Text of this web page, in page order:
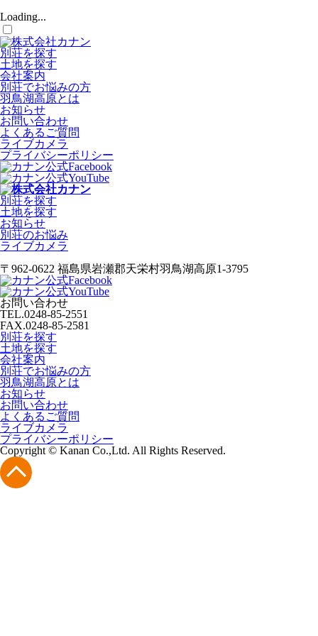
Loading...
別荘を探す
土地を探す
会社案内
別荘でお悩みの方
羽鳥湖高原とは
お知らせ
お問い合わせ
よくあるご質問
ライブカメラ
プライバシーポリシー
別荘を探す
土地を探す
お知らせ
別荘のお悩み
ライブカメラ
〒962-0622 福島県岩瀬郡天栄村羽鳥湖高原1-3795
お問い合わせ
TEL.0248-85-2551
FAX.0248-85-2581
別荘を探す
土地を探す
会社案内
別荘でお悩みの方
羽鳥湖高原とは
お知らせ
お問い合わせ
よくあるご質問
ライブカメラ
プライバシーポリシー
Copyright © Kanan Co.,Ltd. All Rights Reserved.